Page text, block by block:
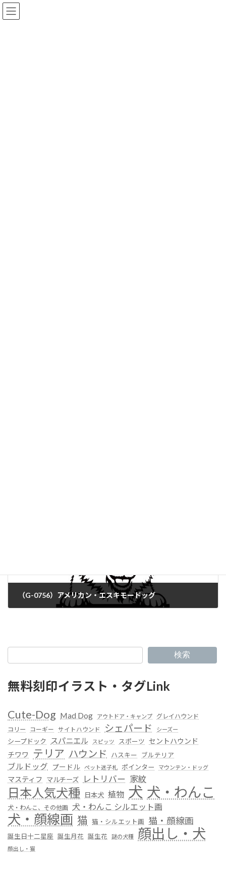
コ
ン
ナ
ビ
（G-0756）アメリカン・エスキモードッグ
検索
無料刻印イラスト・タグLink
Cute-Dog Mad Dog アウトドア・キャンプ
グレイハウンド
コリー
コーギー サイトハウンド シェパード シーズー
シープドック スパニエル スピッツ スポーツ セントハウンド
チワワ
テリア ハウンド ハスキー ブルテリア
ブルドッグ プードル ペット迷子札 ポインター マウンテン・ドッグ
マスティフ マルチーズ レトリバー 家紋
日本人気犬種 日本犬 植物 犬 犬・わんこ
犬・わんこ、その他画 犬・わんこ シルエット画
犬・顔線画 猫 猫・シルエット画 猫・顔線画
誕生日十二星座 誕生月花 誕生花 謎の犬種 顔出し・犬
顔出し・猫